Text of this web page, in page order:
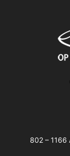
802 – 1166